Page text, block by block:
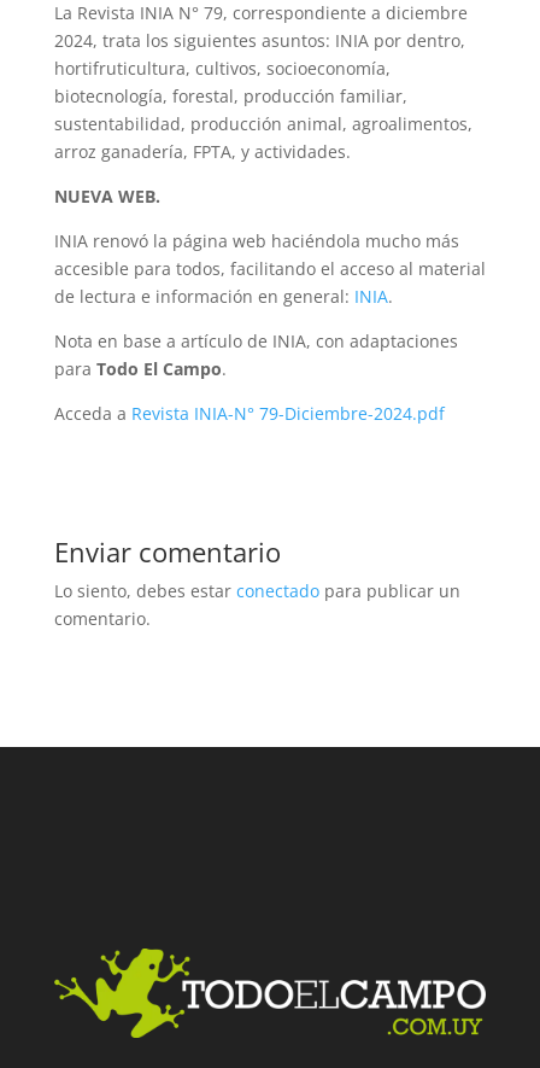
La Revista INIA N° 79, correspondiente a diciembre
2024, trata los siguientes asuntos: INIA por dentro,
hortifruticultura, cultivos, socioeconomía,
biotecnología, forestal, producción familiar,
sustentabilidad, producción animal, agroalimentos,
arroz ganadería, FPTA, y actividades.
NUEVA WEB.
INIA renovó la página web haciéndola mucho más
accesible para todos, facilitando el acceso al material
de lectura e información en general: INIA.
Nota en base a artículo de INIA, con adaptaciones
para Todo El Campo.
Acceda a Revista INIA-N° 79-Diciembre-2024.pdf
Enviar comentario
Lo siento, debes estar conectadopara publicar un
comentario.
Facebook